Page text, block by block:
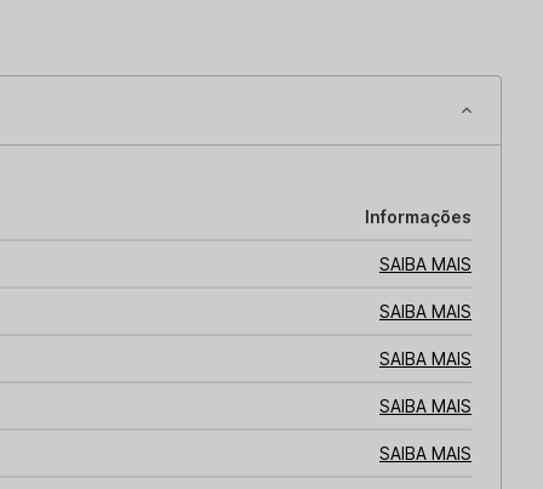
Informações
SAIBA MAIS
SAIBA MAIS
SAIBA MAIS
SAIBA MAIS
SAIBA MAIS